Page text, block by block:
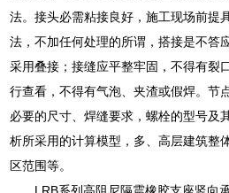
法。接头必需粘接良好，施工现场前提
法，不加任何处理的所谓，搭接是不答
采用叠接；接缝应平整牢固，不得有裂
行查看，不得有气泡、夹渣或假焊。节
必要的尺寸、焊缝要求，螺栓的型号及
析所采用的计算模型，多、高层建筑整
区范围等。